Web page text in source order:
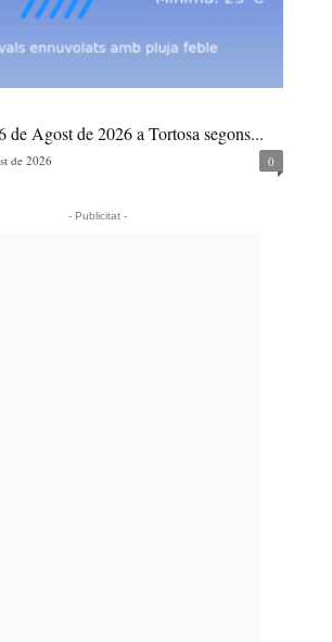
de Agost de 2026 a Tortosa segons...
de 2026 0
- Publicitat -